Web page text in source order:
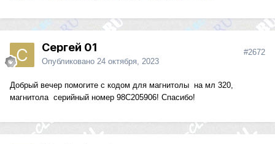
Сергей 01
Опубликовано 24 октября, 2023
#2672
Добрый вечер помогите с кодом для магнитолы на мл 320,
магнитола серийный номер 98C205906! Спасибо!